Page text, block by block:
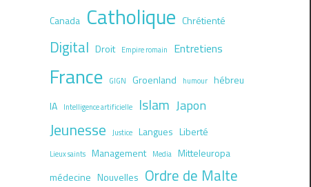
Canada Catholique Chrétienté
Digital Droit Empire romain Entretiens
France GIGN Groenland humour hébreu
IA
Intelligence artificielle Islam Japon
Jeunesse Justice Langues Liberté
Lieux saints Management Media Mitteleuropa
médecine Nouvelles Ordre de Malte